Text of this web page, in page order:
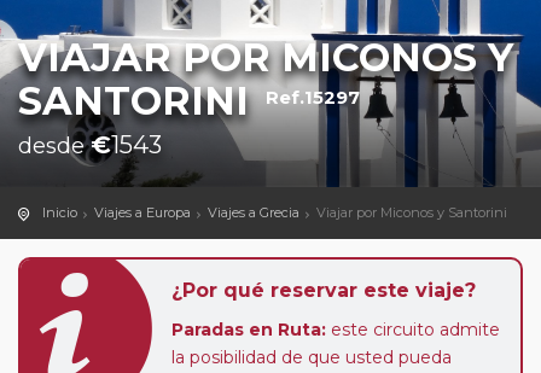
VIAJAR POR MICONOS Y
SANTORINI
Ref.15297
desde€1543
Inicio Viajes a Europa Viajes a Grecia Viajar por Miconos y Santorini
¿Por qué reservar este viaje?
Paradas en Ruta: este circuito admite
la posibilidad de que usted pueda